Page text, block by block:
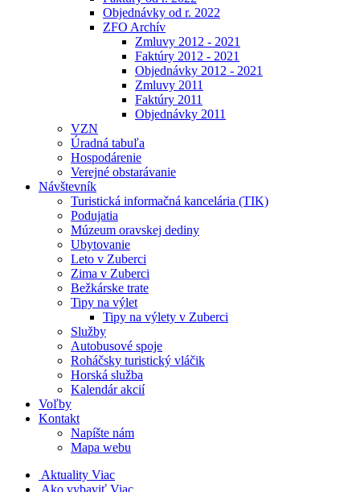
Objednávky od r. 2022
ZFO Archív
Zmluvy 2012 - 2021
Faktúry 2012 - 2021
Objednávky 2012 - 2021
Zmluvy 2011
Faktúry 2011
Objednávky 2011
VZN
Úradná tabuľa
Hospodárenie
Verejné obstarávanie
Návštevník
Turistická informačná kancelária (TIK)
Podujatia
Múzeum oravskej dediny
Ubytovanie
Leto v Zuberci
Zima v Zuberci
Bežkárske trate
Tipy na výlet
Tipy na výlety v Zuberci
Služby
Autobusové spoje
Roháčsky turistický vláčik
Horská služba
Kalendár akcií
Voľby
Kontakt
Napíšte nám
Mapa webu
Aktuality Viac
Ako vybaviť Viac